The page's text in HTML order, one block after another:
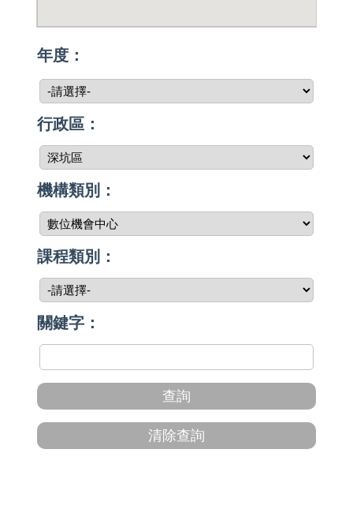
年度：
行政區：
機構類別：
課程類別：
關鍵字：